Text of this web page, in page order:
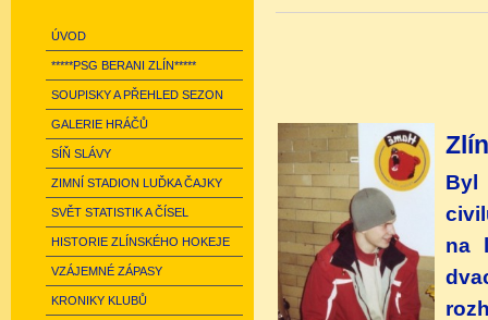
ÚVOD
*****PSG BERANI ZLÍN*****
SOUPISKY A PŘEHLED SEZON
GALERIE HRÁČŮ
SÍŇ SLÁVY
ZIMNÍ STADION LUĎKA ČAJKY
SVĚT STATISTIK A ČÍSEL
HISTORIE ZLÍNSKÉHO HOKEJE
VZÁJEMNÉ ZÁPASY
KRONIKY KLUBŮ
Byl
na